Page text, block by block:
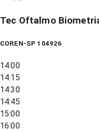
Tec Oftalmo
COREN-SP 104926
14:00
14:15
14:30
14:45
15:00
16:00